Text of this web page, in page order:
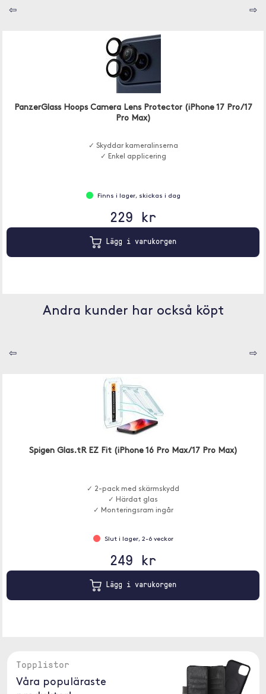
⇦ ⇨
PanzerGlass Hoops Camera Lens Protector (iPhone 17 Pro/17
Pro Max)
✓ Skyddar kameralinserna
✓ Enkel applicering
Finns i lager, skickas i dag
229 kr
Lägg i varukorgen
Andra kunder har också köpt
⇦ ⇨
Spigen Glas.tR EZ Fit (iPhone 16 Pro Max/17 Pro Max)
✓ 2-pack med skärmskydd
✓ Härdat glas
✓ Monteringsram ingår
Slut i lager, 2-6 veckor
249 kr
Lägg i varukorgen
Topplistor
Våra populäraste